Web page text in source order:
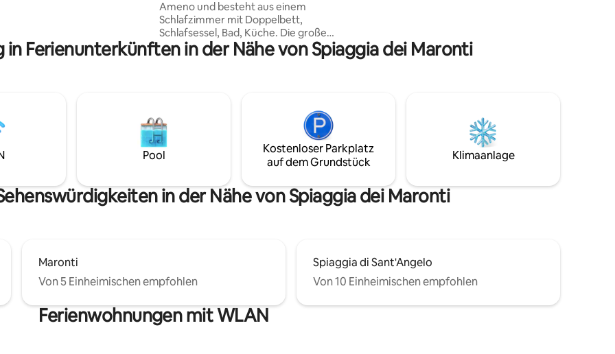
jetzt und
💙
Ameno und besteht aus einem
Schlafzimmer mit Doppelbett,
Schlafsessel, Bad, Küche. Die große
Panoramaterrasse, von der aus Sie den
Hafen von Lacco Ameno und seinen
hinuntergehen, um alles zur Verfügung
zu haben; Strände, Bushaltestelle, Taxi,
Parkplatz, Supermarkt, Bars,
Restaurants, Einkaufsmöglichkeiten und
von S. Montano und das Museum von
Pithecusae.
Tragflügelboot von Sorrent nach Procida
aktiv.
Ferienunterkünften in der Nähe von Spiaggia dei Maronti
Pool
Kostenloser Parkplatz
auf dem Grundstück
Klimaanlage
in der Nähe von Spiaggia dei Maronti
Maronti
Von 5 Einheimischen empfohlen
Spiaggia di Sant'Angelo
Von 10 Einheimischen empfohlen
Ferienwohnungen mit WLAN